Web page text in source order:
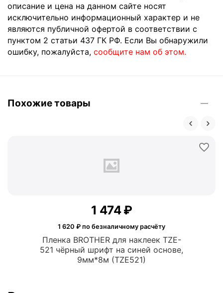
описание и цена на данном сайте носят
исключительно информационный характер и не
являются публичной офертой в соответствии с
пунктом 2 статьи 437 ГК РФ. Если Вы обнаружили
ошибку, пожалуйста, сообщите нам об этом.
Похожие товары
Пленка BROTHER для наклеек TZE-
521 чёрный шрифт на синей основе,
9мм*8м (TZE521)
1 474₽
1 620 ₽ по безналичному расчёту